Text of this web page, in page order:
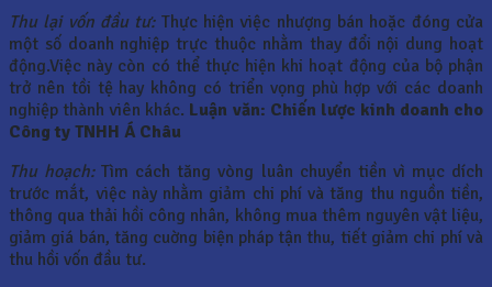
Thu lại vốn đầu tư:Thực hiện việc nhượng bán hoặc đóng cửa
một số doanh nghiệp trực thuộc nhằm thay đổi nội dung hoạt
động.Việc này còn có thể thực hiện khi hoạt động của bộ phận
trở nên tồi tệ hay không có triển vọng phù hợp với các doanh
nghiệp thành viên khác. Luận văn: Chiến lược kinh doanh cho
Công ty TNHH Á Châu
Thu hoạch:Tìm cách tăng vòng luân chuyển tiền vì mục dích
trước mắt, việc này nhằm giảm chi phí và tăng thu nguồn tiền,
thông qua thải hồi công nhân, không mua thêm nguyên vật liệu,
giảm giá bán, tăng cuờng biện pháp tận thu, tiết giảm chi phí và
thu hồi vốn đầu tư.